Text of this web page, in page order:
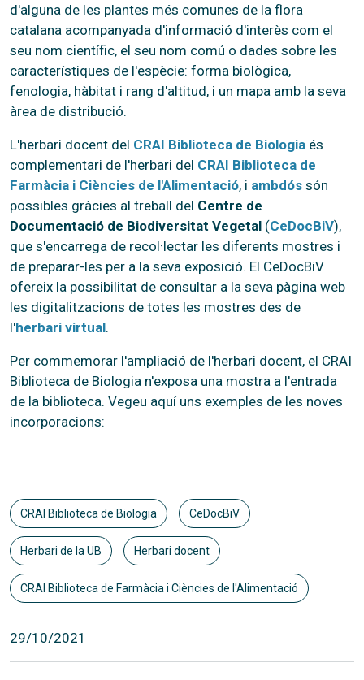
d'alguna de les plantes més comunes de la flora
catalana acompanyada d'informació d'interès com el
seu nom científic, el seu nom comú o dades sobre les
característiques de l'espècie: forma biològica,
fenologia, hàbitat i rang d'altitud, i un mapa amb la seva
àrea de distribució.
L'herbari docent del CRAI Biblioteca de Biologia és
complementari de l'herbari del CRAI Biblioteca de
Farmàcia i Ciències de l'Alimentació, i ambdós són
possibles gràcies al treball del Centre de
Documentació de Biodiversitat Vegetal (CeDocBiV),
que s'encarrega de recol·lectar les diferents mostres i
de preparar-les per a la seva exposició. El CeDocBiV
ofereix la possibilitat de consultar a la seva pàgina web
les digitalitzacions de totes les mostres des de
l'herbari virtual.
Per commemorar l'ampliació de l'herbari docent, el CRAI
Biblioteca de Biologia n'exposa una mostra a l'entrada
de la biblioteca. Vegeu aquí uns exemples de les noves
incorporacions:
CRAI Biblioteca de Biologia CeDocBiV
Herbari de la UB Herbari docent
CRAI Biblioteca de Farmàcia i Ciències de l'Alimentació
29/10/2021